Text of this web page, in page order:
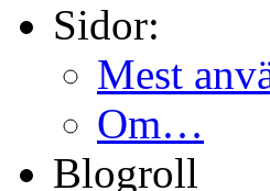
Sidor:
Mest
Om…
Blogroll